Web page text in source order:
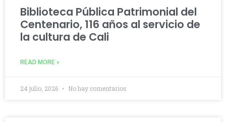
Biblioteca Pública Patrimonial del
Centenario, 116 años al servicio de
la cultura de Cali
READ MORE »
24 julio, 2026 No hay comentarios